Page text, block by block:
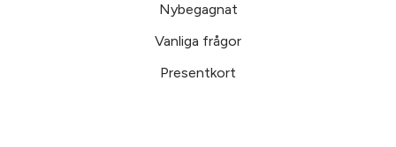
Nybegagnat
Vanliga frågor
Presentkort